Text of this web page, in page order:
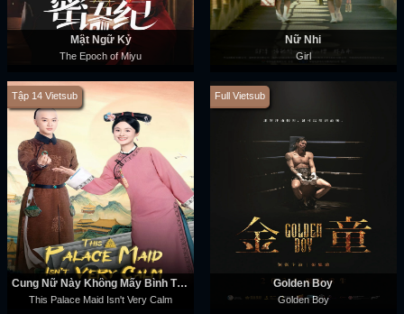
Mật Ngữ Kỷ
The Epoch of Miyu
Nữ Nhi
Girl
Tập 14 Vietsub
Cung Nữ Này Không Mấy Bình Tĩnh
This Palace Maid Isn't Very Calm
Full Vietsub
Golden Boy
Golden Boy